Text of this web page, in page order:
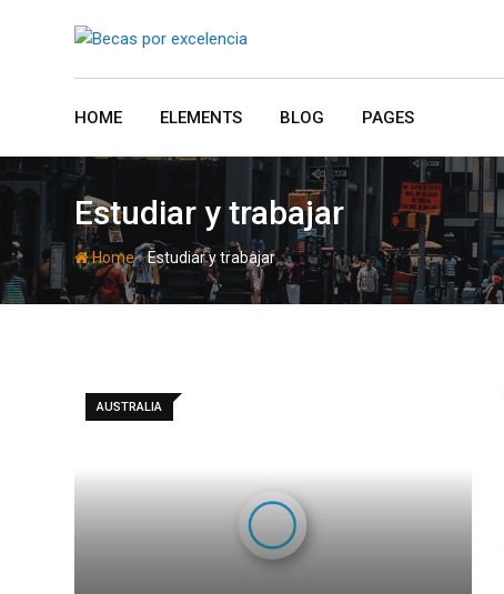
HOME ELEMENTS BLOG PAGES
Estudiar y trabajar
Home-Estudiar y trabajar
AUSTRALIA